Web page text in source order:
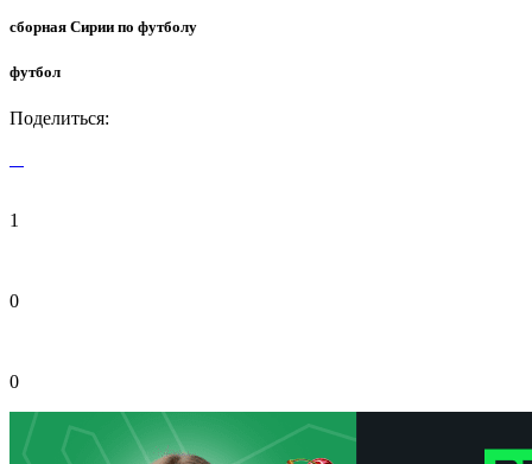
сборная Сирии по футболу
футбол
Поделиться:
1
0
0